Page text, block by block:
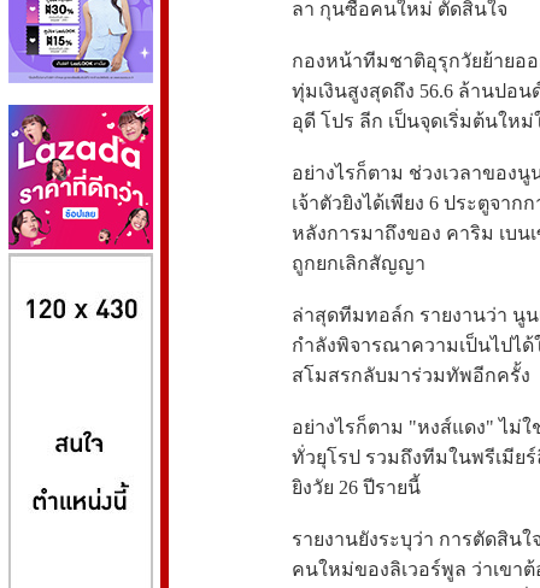
ลา กุนซือคนใหม่ ตัดสินใจ
กองหน้าทีมชาติอุรุกวัยย้ายอ
ทุ่มเงินสูงสุดถึง 56.6 ล้านปอ
อุดี โปร ลีก เป็นจุดเริ่มต้นให
อย่างไรก็ตาม ช่วงเวลาของ
เจ้าตัวยิงได้เพียง 6 ประตูจา
หลังการมาถึงของ คาริม เบ
ถูกยกเลิกสัญญา
ล่าสุดทีมทอล์ก รายงานว่า นู
กำลังพิจารณาความเป็นไปไ
สโมสรกลับมาร่วมทัพอีกครั้ง
อย่างไรก็ตาม "หงส์แดง" ไม่
ทั่วยุโรป รวมถึงทีมในพรีเมี
ยิงวัย 26 ปีรายนี้
รายงานยังระบุว่า การตัดสิน
คนใหม่ของลิเวอร์พูล ว่าเขา